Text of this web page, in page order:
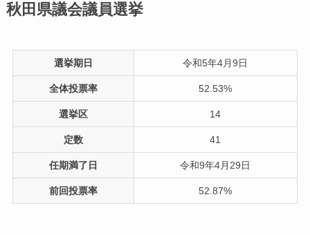
秋田県議会議員選挙
選挙期日 令和5年4月9日
全体投票率 52.53%
選挙区 14
定数 41
任期満了日 令和9年4月29日
前回投票率 52.87%